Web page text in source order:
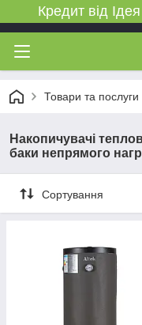
Кредит від
Товари та послуги
Накопичувачі
баки непрямого
Сортування